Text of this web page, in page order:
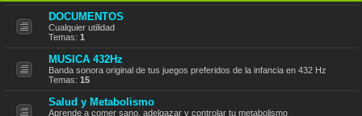
DOCUMENTOS
Cualquier utilidad
Temas: 1
MUSICA 432Hz
Banda sonora original de tus juegos preferidos de la infancia en 432 Hz
Temas: 15
Salud y Metabolismo
Aprende a comer sano, adelgazar y controlar tu metabolismo